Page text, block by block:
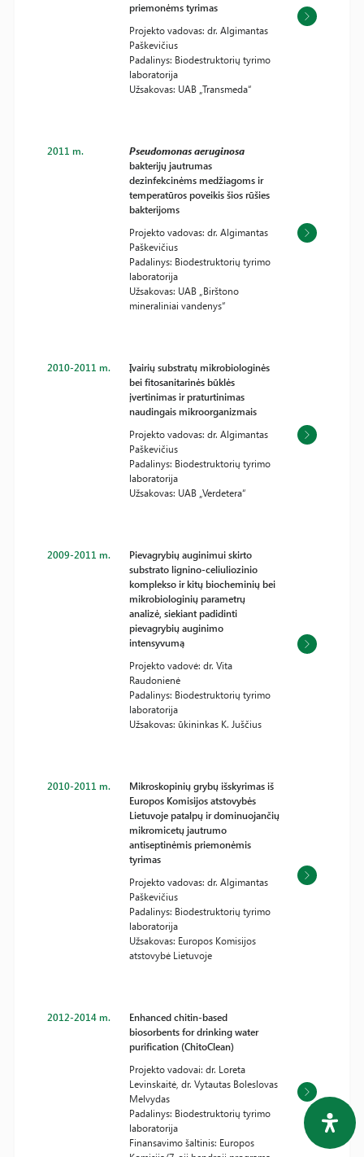
priemonėms tyrimas
Projekto vadovas: dr. Algimantas
Paškevičius
Padalinys: Biodestruktorių tyrimo
laboratorija
Užsakovas: UAB „Transmeda“
2011 m.
Pseudomonas aeruginosa
bakterijų jautrumas
dezinfekcinėms medžiagoms ir
temperatūros poveikis šios rūšies
bakterijoms
Projekto vadovas: dr. Algimantas
Paškevičius
Padalinys: Biodestruktorių tyrimo
laboratorija
Užsakovas: UAB „Birštono
mineraliniai vandenys“
2010-2011 m.
Įvairių substratų mikrobiologinės
bei fitosanitarinės būklės
įvertinimas ir praturtinimas
naudingais mikroorganizmais
Projekto vadovas: dr. Algimantas
Paškevičius
Padalinys: Biodestruktorių tyrimo
laboratorija
Užsakovas: UAB „Verdetera“
2009-2011 m.
Pievagrybių auginimui skirto
substrato lignino-celiuliozinio
komplekso ir kitų biocheminių bei
mikrobiologinių parametrų
analizė, siekiant padidinti
pievagrybių auginimo
intensyvumą
Projekto vadovė: dr. Vita
Raudonienė
Padalinys: Biodestruktorių tyrimo
laboratorija
Užsakovas: ūkininkas K. Juščius
2010-2011 m.
Mikroskopinių grybų išskyrimas iš
Europos Komisijos atstovybės
Lietuvoje patalpų ir dominuojančių
mikromicetų jautrumo
antiseptinėmis priemonėmis
tyrimas
Projekto vadovas: dr. Algimantas
Paškevičius
Padalinys: Biodestruktorių tyrimo
laboratorija
Užsakovas: Europos Komisijos
atstovybė Lietuvoje
2012-2014 m.
Enhanced chitin-based
biosorbents for drinking water
purification (ChitoClean)
Projekto vadovai: dr. Loreta
Levinskaitė, dr. Vytautas Boleslovas
Melvydas
Padalinys: Biodestruktorių tyrimo
laboratorija
Finansavimo šaltinis: Europos